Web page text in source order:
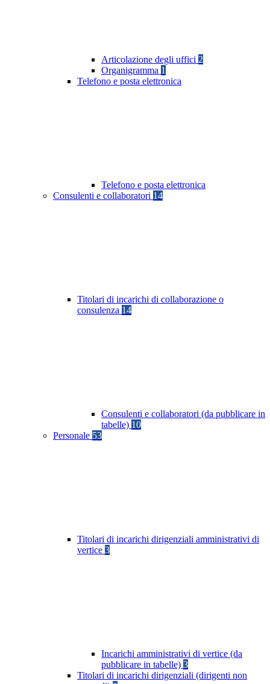
Articolazione degli uffici 2
Organigramma 1
Telefono e posta elettronica
Telefono e posta elettronica
Consulenti e collaboratori 14
Titolari di incarichi di collaborazione o
consulenza 14
Consulenti e collaboratori (da pubblicare in
tabelle) 10
Personale 53
Titolari di incarichi dirigenziali amministrativi di
vertice 3
Incarichi amministrativi di vertice (da
pubblicare in tabelle) 3
Titolari di incarichi dirigenziali (dirigenti non